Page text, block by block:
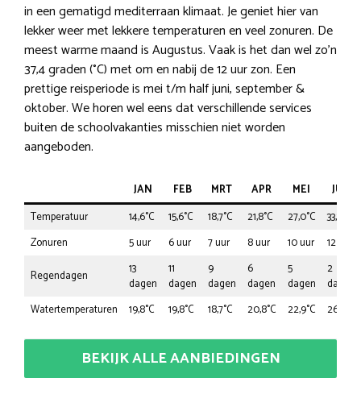
in een gematigd mediterraan klimaat. Je geniet hier van
lekker weer met lekkere temperaturen en veel zonuren. De
meest warme maand is Augustus. Vaak is het dan wel zo’n
37,4 graden (°C) met om en nabij de 12 uur zon. Een
prettige reisperiode is mei t/m half juni, september &
oktober. We horen wel eens dat verschillende services
buiten de schoolvakanties misschien niet worden
aangeboden.
JAN FEB MRT APR MEI
JUN
Temperatuur
14,6°C 15,6°C 18,7°C 21,8°C 27,0°C
33,3°C
Zonuren
5 uur 6 uur 7 uur 8 uur 10 uur
12 uur
Regendagen
13
dagen
11
dagen
9
dagen
6
dagen
5
dagen
2
dagen
Watertemperaturen
19,8°C 19,8°C 18,7°C 20,8°C 22,9°C 26,0°C
BEKIJK ALLE AANBIEDINGEN